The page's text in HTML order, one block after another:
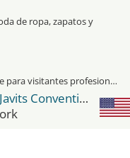
de ropa, zapatos y
únicamente para visitantes profesionales
Jacob K. Javits Convention Center